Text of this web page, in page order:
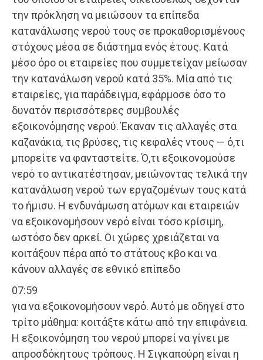
την πρόκληση να μειώσουν τα επίπεδα
κατανάλωσης νερού τους σε προκαθορισμένους
στόχους μέσα σε διάστημα ενός έτους. Κατά
μέσο όρο οι εταιρείες που συμμετείχαν μείωσαν
την κατανάλωση νερού κατά 35%. Μία από τις
εταιρείες, για παράδειγμα, εφάρμοσε όσο το
δυνατόν περισσότερες συμβουλές
εξοικονόμησης νερού. Έκαναν τις αλλαγές στα
καζανάκια, τις βρύσες, τις κεφαλές ντους — ό,τι
μπορείτε να φανταστείτε. Ό,τι εξοικονομούσε
νερό το αντικατέστησαν, μειώνοντας τελικά την
κατανάλωση νερού των εργαζομένων τους κατά
το ήμισυ. Η ενδυνάμωση ατόμων και εταιρειών
να εξοικονομήσουν νερό είναι τόσο κρίσιμη,
ωστόσο δεν αρκεί. Οι χώρες χρειάζεται να
κοιτάξουν πέρα από το στάτους κβο και να
κάνουν αλλαγές σε εθνικό επίπεδο
07:59
για να εξοικονομήσουν νερό. Αυτό με οδηγεί στο
τρίτο μάθημα: κοιτάξτε κάτω από την επιφάνεια.
Η εξοικονόμηση του νερού μπορεί να γίνει με
απροσδόκητους τρόπους. Η Σιγκαπούρη είναι η